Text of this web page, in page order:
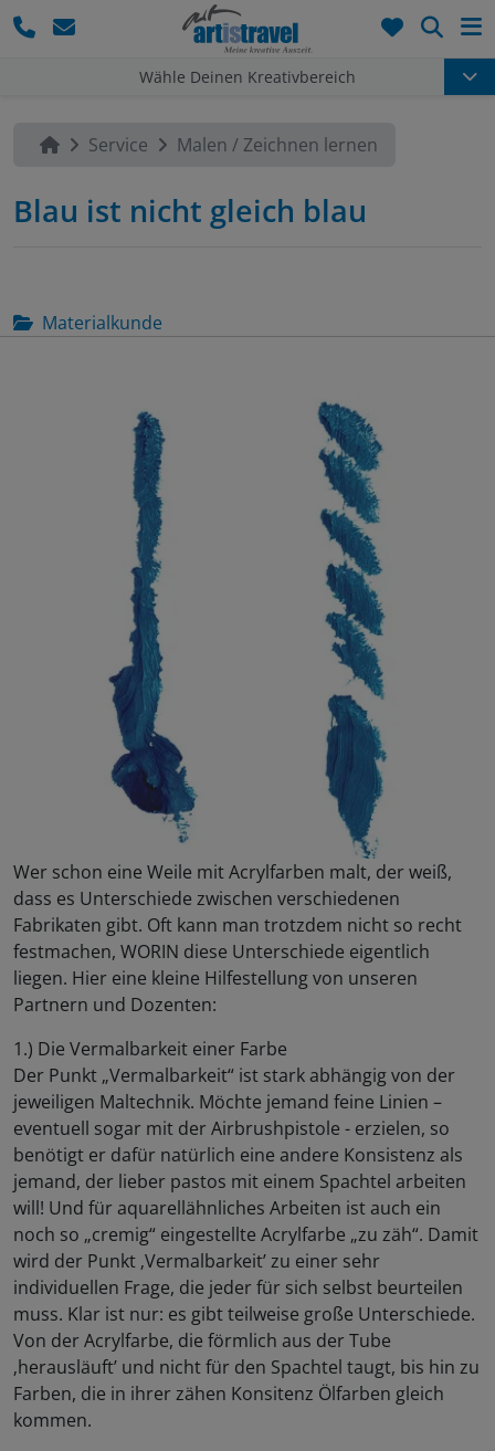
Wähle Deinen Kreativbereich
Service Malen / Zeichnen lernen
Blau ist nicht gleich blau
Materialkunde
Wer schon eine Weile mit Acrylfarben malt, der weiß,
dass es Unterschiede zwischen verschiedenen
Fabrikaten gibt. Oft kann man trotzdem nicht so recht
festmachen, WORIN diese Unterschiede eigentlich
liegen. Hier eine kleine Hilfestellung von unseren
Partnern und Dozenten:
1.) Die Vermalbarkeit einer Farbe
Der Punkt „Vermalbarkeit“ ist stark abhängig von der
jeweiligen Maltechnik. Möchte jemand feine Linien –
eventuell sogar mit der Airbrushpistole - erzielen, so
benötigt er dafür natürlich eine andere Konsistenz als
jemand, der lieber pastos mit einem Spachtel arbeiten
will! Und für aquarellähnliches Arbeiten ist auch ein
noch so „cremig“ eingestellte Acrylfarbe „zu zäh“. Damit
wird der Punkt ‚Vermalbarkeit’ zu einer sehr
individuellen Frage, die jeder für sich selbst beurteilen
muss. Klar ist nur: es gibt teilweise große Unterschiede.
Von der Acrylfarbe, die förmlich aus der Tube
‚herausläuft’ und nicht für den Spachtel taugt, bis hin zu
Farben, die in ihrer zähen Konsitenz Ölfarben gleich
kommen.